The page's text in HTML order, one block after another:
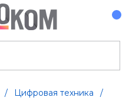
/ Цифровая техника
/